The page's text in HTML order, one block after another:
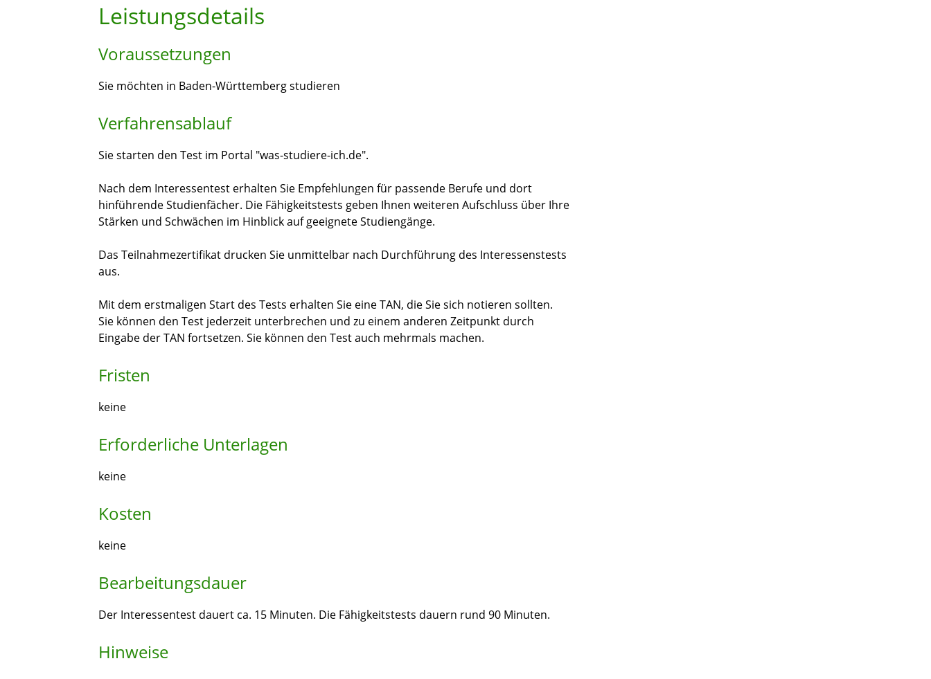
Leistungsdetails
Voraussetzungen
Sie möchten in Baden-Württemberg studieren
Verfahrensablauf
Sie starten den Test im Portal "was-studiere-ich.de".
Nach dem Interessentest erhalten Sie Empfehlungen für passende Berufe und dort
hinführende Studienfächer. Die Fähigkeitstests geben Ihnen weiteren Aufschluss über Ihre
Stärken und Schwächen im Hinblick auf geeignete Studiengänge.
Das Teilnahmezertifikat drucken Sie unmittelbar nach Durchführung des Interessenstests
aus.
Mit dem erstmaligen Start des Tests erhalten Sie eine TAN, die Sie sich notieren sollten.
Sie können den Test jederzeit unterbrechen und zu einem anderen Zeitpunkt durch
Eingabe der TAN fortsetzen. Sie können den Test auch mehrmals machen.
Fristen
keine
Erforderliche Unterlagen
keine
Kosten
keine
Bearbeitungsdauer
Der Interessentest dauert ca. 15 Minuten. Die Fähigkeitstests dauern rund 90 Minuten.
Hinweise